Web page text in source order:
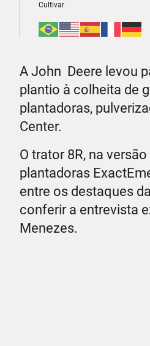
Cultivar
A John Deere levou
plantio à colheita de
plantadoras,
Center.
O trator 8R, na
plantadoras
entre os destaques
conferir a entrevista
Menezes.